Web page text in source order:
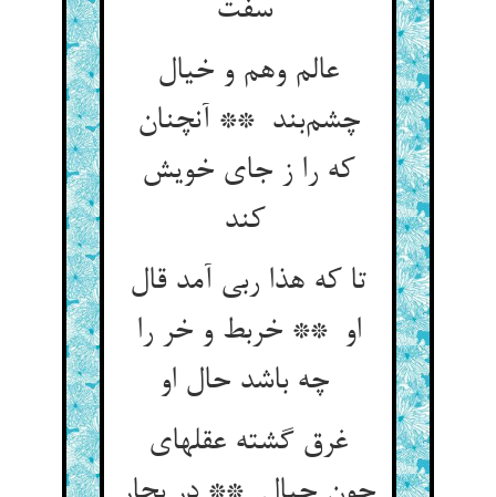
سفت
عالم وهم و خیال
چشم‌بند ** آنچنان
که را ز جای خویش
کند
تا که هذا ربی آمد قال
او ** خربط و خر را
چه باشد حال او
غرق گشته عقلهای